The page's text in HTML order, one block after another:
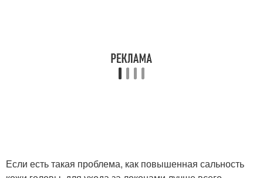
Если есть такая проблема, как повышенная сальность